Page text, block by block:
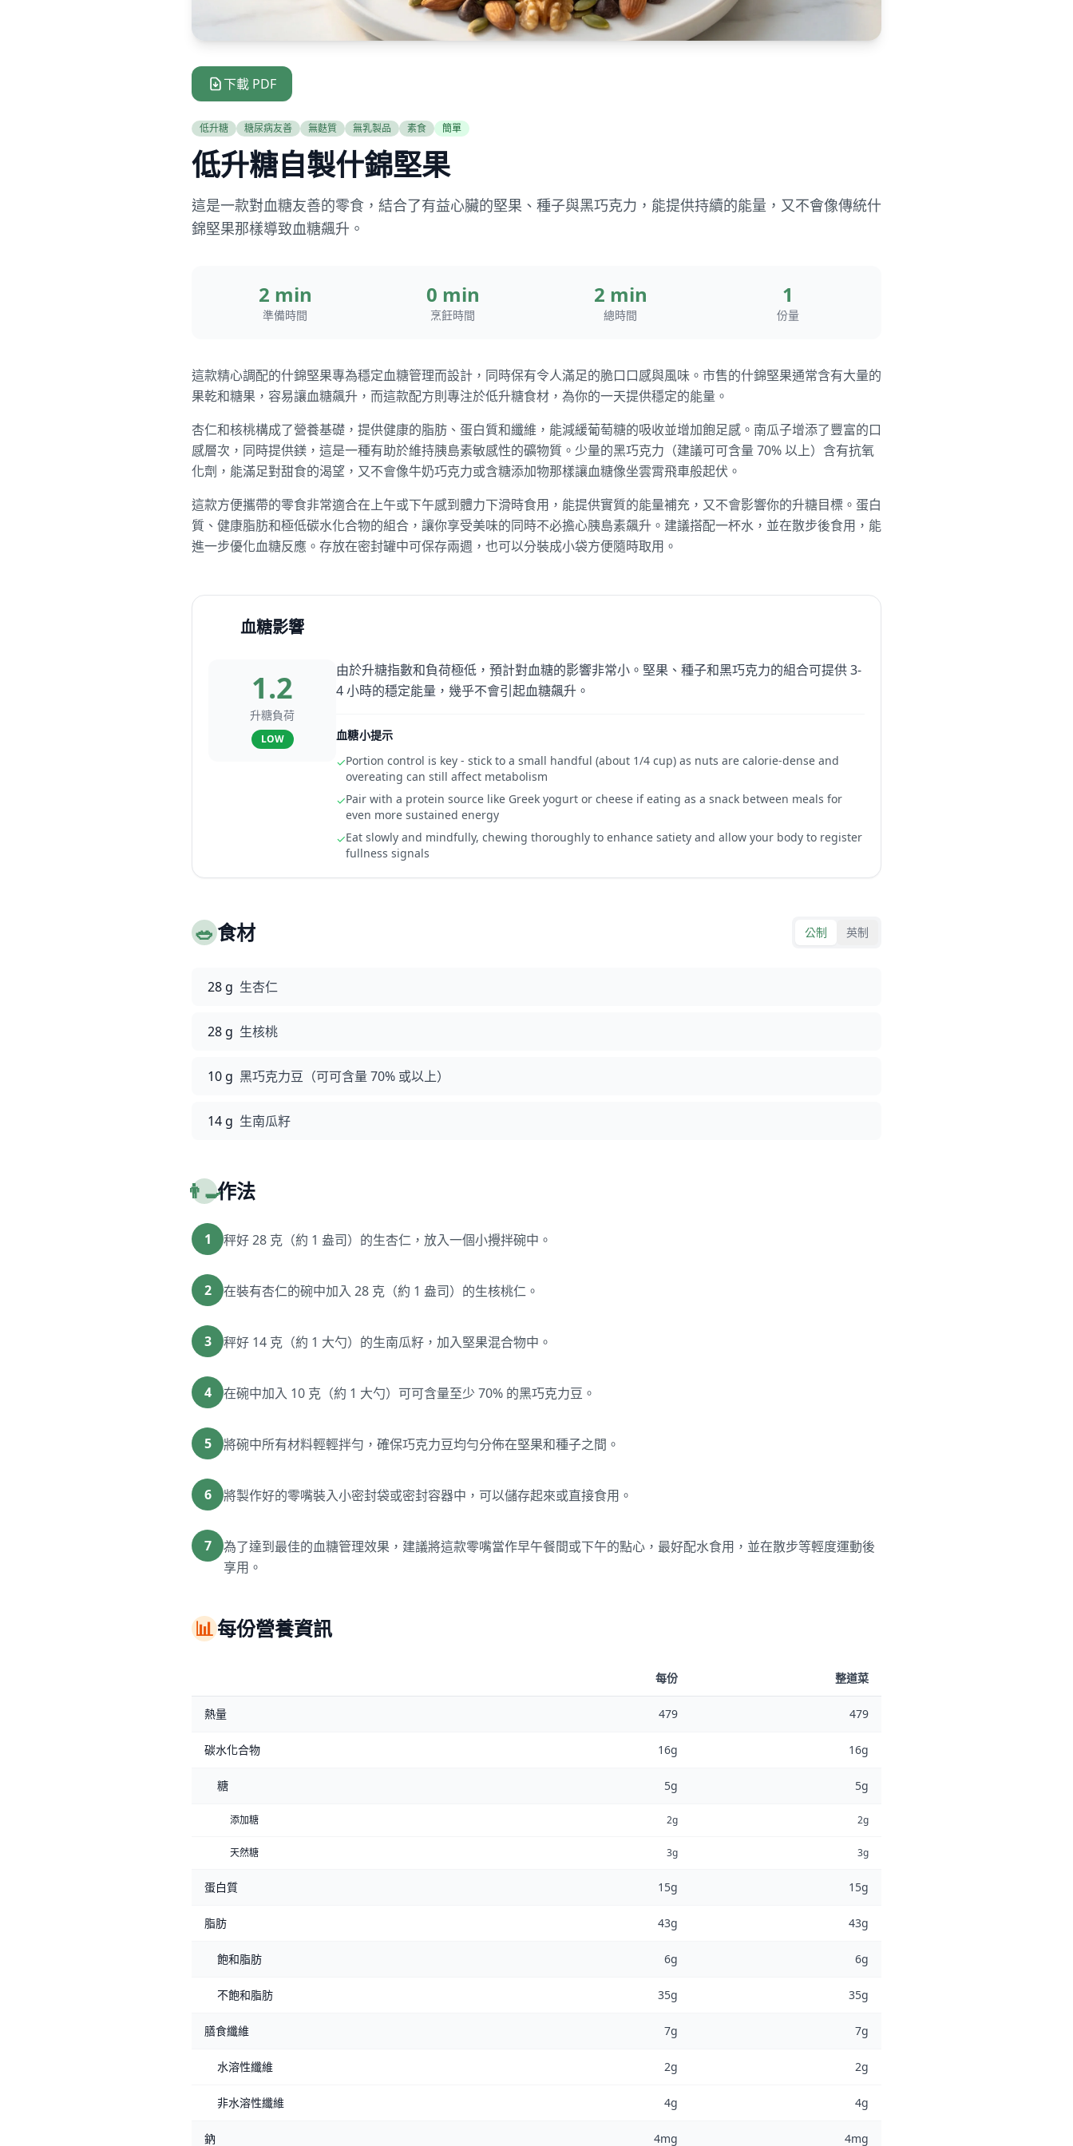
下載 PDF
低升糖 糖尿病友善 無麩質 無乳製品 素食 簡單
低升糖自製什錦堅果
這是一款對血糖友善的零食，結合了有益心臟的堅果、種子與黑巧克力，能提供持續的能量，又不會像傳統什
錦堅果那樣導致血糖飆升。
2 min
準備時間
0 min
烹飪時間
2 min
總時間
1
份量
這款精心調配的什錦堅果專為穩定血糖管理而設計，同時保有令人滿足的脆口口感與風味。市售的什錦堅果通常含有大量的
果乾和糖果，容易讓血糖飆升，而這款配方則專注於低升糖食材，為你的一天提供穩定的能量。
杏仁和核桃構成了營養基礎，提供健康的脂肪、蛋白質和纖維，能減緩葡萄糖的吸收並增加飽足感。南瓜子增添了豐富的口
感層次，同時提供鎂，這是一種有助於維持胰島素敏感性的礦物質。少量的黑巧克力（建議可可含量 70% 以上）含有抗氧
化劑，能滿足對甜食的渴望，又不會像牛奶巧克力或含糖添加物那樣讓血糖像坐雲霄飛車般起伏。
這款方便攜帶的零食非常適合在上午或下午感到體力下滑時食用，能提供實質的能量補充，又不會影響你的升糖目標。蛋白
質、健康脂肪和極低碳水化合物的組合，讓你享受美味的同時不必擔心胰島素飆升。建議搭配一杯水，並在散步後食用，能
進一步優化血糖反應。存放在密封罐中可保存兩週，也可以分裝成小袋方便隨時取用。
血糖影響
1.2
升糖負荷
LOW
由於升糖指數和負荷極低，預計對血糖的影響非常小。堅果、種子和黑巧克力的組合可提供 3-
4 小時的穩定能量，幾乎不會引起血糖飆升。
血糖小提示
✓Portion control is key - stick to a small handful (about 1/4 cup) as nuts are calorie-dense and
overeating can still affect metabolism
✓Pair with a protein source like Greek yogurt or cheese if eating as a snack between meals for
even more sustained energy
✓Eat slowly and mindfully, chewing thoroughly to enhance satiety and allow your body to register
fullness signals
🥗食材 公制 英制
28 g 生杏仁
28 g 生核桃
10 g 黑巧克力豆（可可含量 70% 或以上）
14 g 生南瓜籽
👨‍🍳作法
1 秤好 28 克（約 1 盎司）的生杏仁，放入一個小攪拌碗中。
2 在裝有杏仁的碗中加入 28 克（約 1 盎司）的生核桃仁。
3 秤好 14 克（約 1 大勺）的生南瓜籽，加入堅果混合物中。
4 在碗中加入 10 克（約 1 大勺）可可含量至少 70% 的黑巧克力豆。
5 將碗中所有材料輕輕拌勻，確保巧克力豆均勻分佈在堅果和種子之間。
6 將製作好的零嘴裝入小密封袋或密封容器中，可以儲存起來或直接食用。
7
為了達到最佳的血糖管理效果，建議將這款零嘴當作早午餐間或下午的點心，最好配水食用，並在散步等輕度運動後
享用。
📊每份營養資訊
每份 整道菜
熱量 479 479
碳水化合物 16g 16g
糖 5g 5g
添加糖 2g 2g
天然糖 3g 3g
蛋白質 15g 15g
脂肪 43g 43g
飽和脂肪 6g 6g
不飽和脂肪 35g 35g
膳食纖維 7g 7g
水溶性纖維 2g 2g
非水溶性纖維 4g 4g
鈉 4mg 4mg